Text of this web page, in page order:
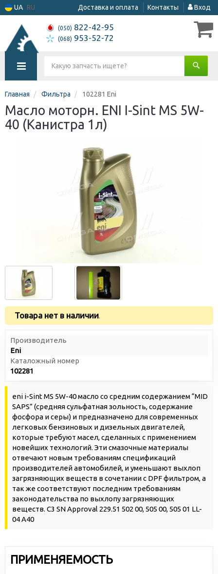
UA RU Доставка и оплата Контакты Вход
(050) 822-42-95
(068) 953-52-72
Главная Фильтра 102281 Eni
Масло моторн. ENI I-Sint MS 5W-
40 (Канистра 1л)
Товара нет в наличии.
Производитель
Eni
Каталожный номер
102281
eni i-Sint MS 5W-40 масло со средним содержанием “MID
SAPS” (средняя сульфатная зольность, содержание
фосфора и серы) и предназначено для современных
легковых бензиновых и дизельных двигателей,
которые требуют масел, сделанных с применением
новейших технологий. Эти смазочные материалы
отвечают новым требованиям спецификаций
производителей автомобилей, и уменьшают выхлоп
загрязняющих веществ в сочетании с DPF фильтром, а
так же соответствуют последним требованиям
законодательства по выхлопу загрязняющих
веществ. C3 SN Approval 229.51 502 00, 505 00, 505 01 LL-
04 A40
ПРИМЕНЯЕМОСТЬ